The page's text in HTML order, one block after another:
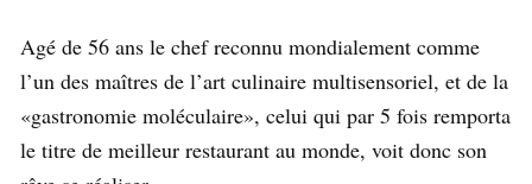
Agé de 56 ans le chef reconnu mondialement comme
l’un des maîtres de l’art culinaire multisensoriel, et de la
«gastronomie moléculaire», celui qui par 5 fois remporta
le titre de meilleur restaurant au monde, voit donc son